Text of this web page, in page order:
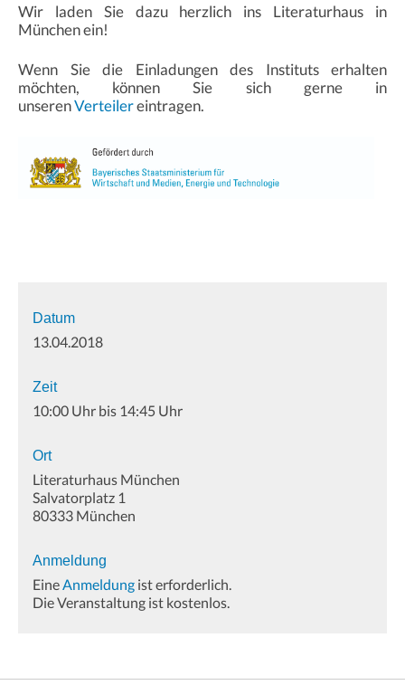
Wir laden Sie dazu herzlich ins Literaturhaus in
München ein!
Wenn Sie die Einladungen des Instituts erhalten
möchten, können Sie sich gerne in
unserenVerteilereintragen.
Datum
13.04.2018
Zeit
10:00 Uhr bis 14:45 Uhr
Ort
Literaturhaus München
Salvatorplatz 1
80333 München
Anmeldung
EineAnmeldung ist erforderlich.
Die Veranstaltung ist kostenlos.